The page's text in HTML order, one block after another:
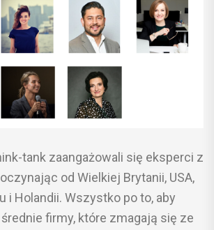
tank zaangażowali się eksperci z
od Wielkiej Brytanii, USA,
i Holandii. Wszystko po to, aby
firmy, które zmagają się ze